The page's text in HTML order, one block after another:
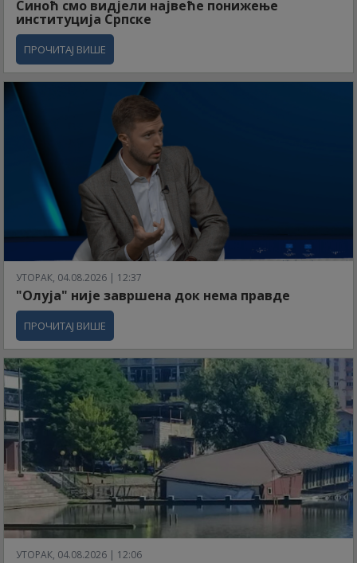
Синоћ смо видјели највеће понижење
институција Српске
ПРОЧИТАЈ ВИШЕ
УТОРАК, 04.08.2026 | 12:37
"Олуја" није завршена док нема правде
ПРОЧИТАЈ ВИШЕ
УТОРАК, 04.08.2026 | 12:06